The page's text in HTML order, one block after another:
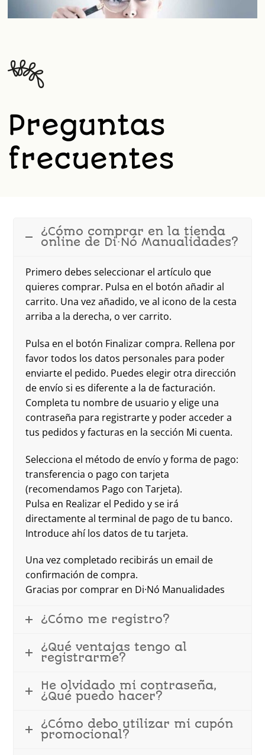
Preguntas
frecuentes
¿Cómo comprar en la tienda
online de Di·Nó Manualidades?
Primero debes seleccionar el artículo que
quieres comprar. Pulsa en el botón añadir al
carrito. Una vez añadido, ve al icono de la cesta
arriba a la derecha, o ver carrito.
Pulsa en el botón Finalizar compra. Rellena por
favor todos los datos personales para poder
enviarte el pedido. Puedes elegir otra dirección
de envío si es diferente a la de facturación.
Completa tu nombre de usuario y elige una
contraseña para registrarte y poder acceder a
tus pedidos y facturas en la sección Mi cuenta.
Selecciona el método de envío y forma de pago:
transferencia o pago con tarjeta
(recomendamos Pago con Tarjeta).
Pulsa en Realizar el Pedido y se irá
directamente al terminal de pago de tu banco.
Introduce ahí los datos de tu tarjeta.
Una vez completado recibirás un email de
confirmación de compra.
Gracias por comprar en Di·Nó Manualidades
¿Cómo me registro?
¿Qué ventajas tengo al
registrarme?
He olvidado mi contraseña,
¿Qué puedo hacer?
¿Cómo debo utilizar mi cupón
promocional?